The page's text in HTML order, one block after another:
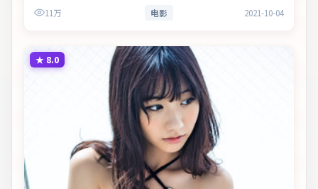
实意义。
11万 电影 2021-10-04
★ 8.0